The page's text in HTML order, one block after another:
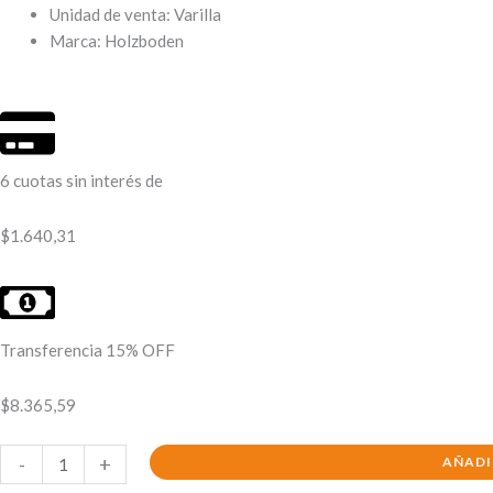
Unidad de venta: Varilla
Marca: Holzboden
6 cuotas sin interés de
$1.640,31
Transferencia 15% OFF
$8.365,59
-
caña
+